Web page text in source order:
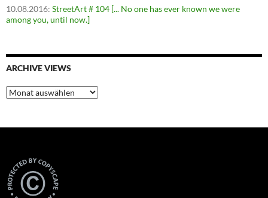
10.08.2016: StreetArt # 104 [... No one has ever known we were
among you, until now.]
ARCHIVE VIEWS
Archive
Views